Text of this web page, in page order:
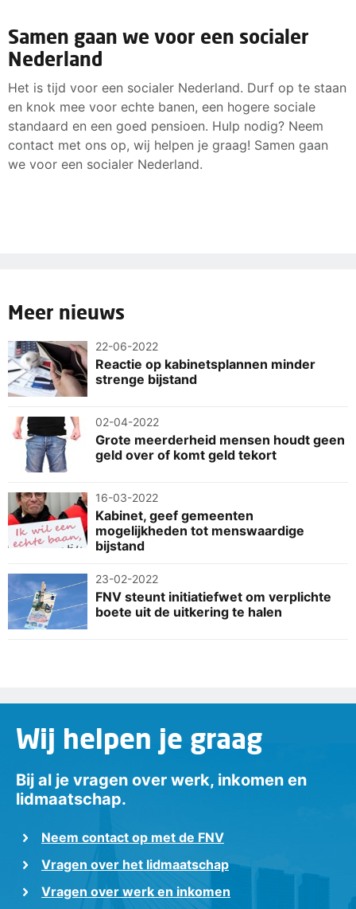
Samen gaan we voor een socialer
Nederland
Het is tijd voor een socialer Nederland. Durf op te staan
en knok mee voor echte banen, een hogere sociale
standaard en een goed pensioen. Hulp nodig? Neem
contact met ons op, wij helpen je graag! Samen gaan
we voor een socialer Nederland.
Meer nieuws
22-06-2022
Reactie op kabinetsplannen minder
strenge bijstand
02-04-2022
Grote meerderheid mensen houdt geen
geld over of komt geld tekort
16-03-2022
Kabinet, geef gemeenten
mogelijkheden tot menswaardige
bijstand
23-02-2022
FNV steunt initiatiefwet om verplichte
boete uit de uitkering te halen
Wij helpen je graag
Bij al je vragen over werk, inkomen en
lidmaatschap.
Neem contact op met de FNV
Vragen over het lidmaatschap
Vragen over werk en inkomen